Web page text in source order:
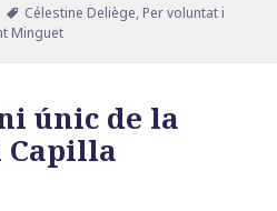
Etiquetes
Célestine Deliège, Per voluntat i
Minguet
únic de la
Capilla